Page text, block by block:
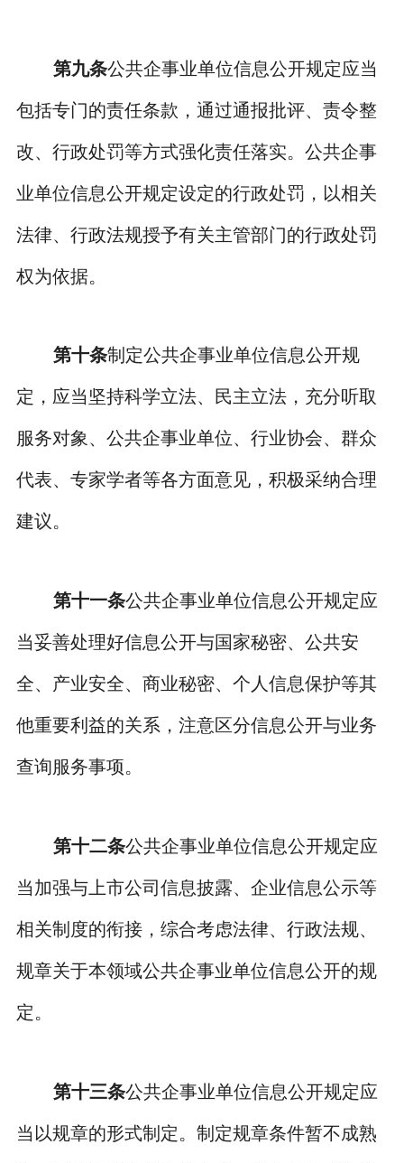
第九条公共企事业单位信息公开规定应当
包括专门的责任条款，通过通报批评、责令整
改、行政处罚等方式强化责任落实。公共企事
业单位信息公开规定设定的行政处罚，以相关
法律、行政法规授予有关主管部门的行政处罚
权为依据。
第十条制定公共企事业单位信息公开规
定，应当坚持科学立法、民主立法，充分听取
服务对象、公共企事业单位、行业协会、群众
代表、专家学者等各方面意见，积极采纳合理
建议。
第十一条公共企事业单位信息公开规定应
当妥善处理好信息公开与国家秘密、公共安
全、产业安全、商业秘密、个人信息保护等其
他重要利益的关系，注意区分信息公开与业务
查询服务事项。
第十二条公共企事业单位信息公开规定应
当加强与上市公司信息披露、企业信息公示等
相关制度的衔接，综合考虑法律、行政法规、
规章关于本领域公共企事业单位信息公开的规
定。
第十三条公共企事业单位信息公开规定应
当以规章的形式制定。制定规章条件暂不成熟